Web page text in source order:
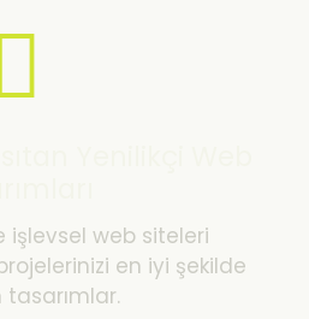
işlevsel web siteleri
en iyi şekilde
tasarımlar.